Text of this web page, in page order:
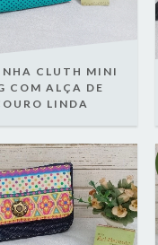
CLUTH MINI
COM ALÇA DE
LINDA